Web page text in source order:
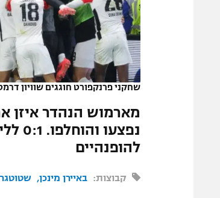
הצטרפות לחבילת הערוצים
לוח דרושים – ג'ובנט
תגיות
המגזין
שחקני פרנקפורט חוגגים שוויון
מארמוש הנהדר איזן
להופנהיים
קבוצות: באיירן מינכן